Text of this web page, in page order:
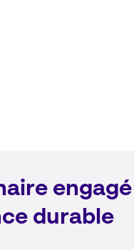
engagé
durable